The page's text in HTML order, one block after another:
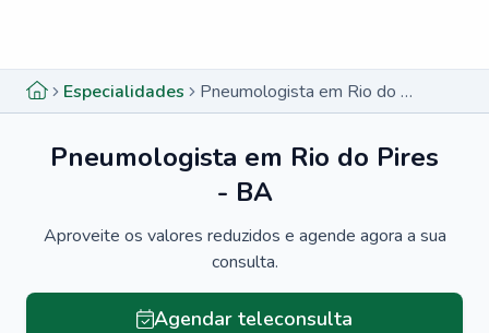
Especialidades Pneumologista em Rio do Pires - BA
Pneumologista em Rio do Pires
- BA
Aproveite os valores reduzidos e agende agora a sua
consulta.
Agendar teleconsulta